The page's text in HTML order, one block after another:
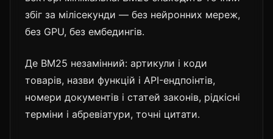
збіг за мілісекунди — без нейронних мереж,
без GPU, без ембедингів.
Де BM25 незамінний: артикули і коди
товарів, назви функцій і API-ендпоінтів,
номери документів і статей законів, рідкісні
терміни і абревіатури, точні цитати.